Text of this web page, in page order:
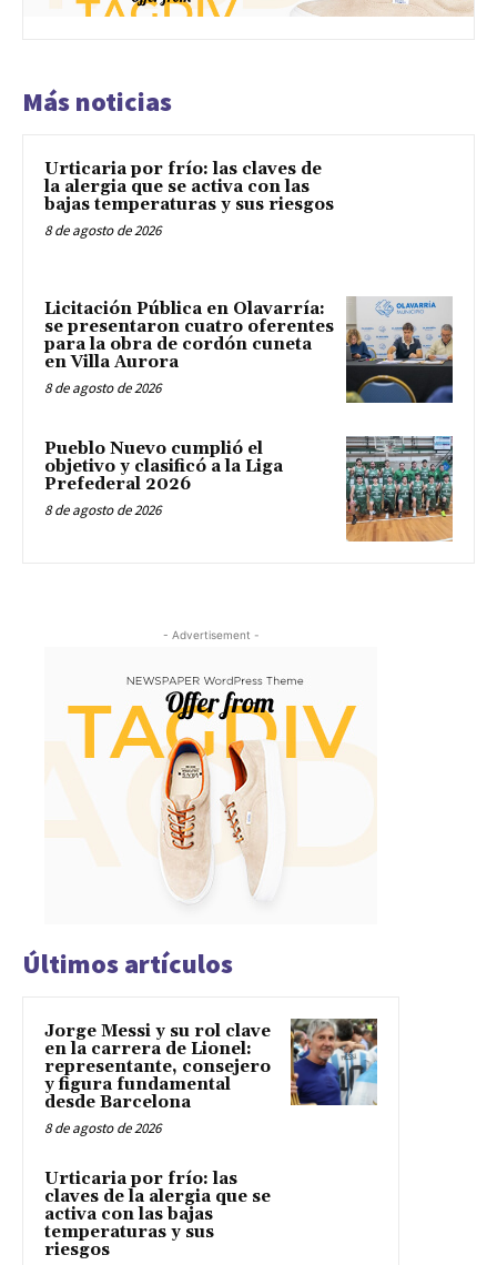
Más noticias
Urticaria por frío: las claves de
la alergia que se activa con las
bajas temperaturas y sus riesgos
8 de agosto de 2026
Licitación Pública en Olavarría:
se presentaron cuatro oferentes
para la obra de cordón cuneta
en Villa Aurora
8 de agosto de 2026
Pueblo Nuevo cumplió el
objetivo y clasificó a la Liga
Prefederal 2026
8 de agosto de 2026
- Advertisement -
Últimos artículos
Jorge Messi y su rol clave
en la carrera de Lionel:
representante, consejero
y figura fundamental
desde Barcelona
8 de agosto de 2026
Urticaria por frío: las
claves de la alergia que se
activa con las bajas
temperaturas y sus
riesgos